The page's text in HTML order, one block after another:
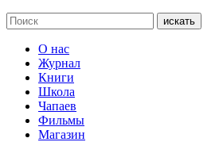
искать
О нас
Журнал
Книги
Школа
Чапаев
Фильмы
Магазин